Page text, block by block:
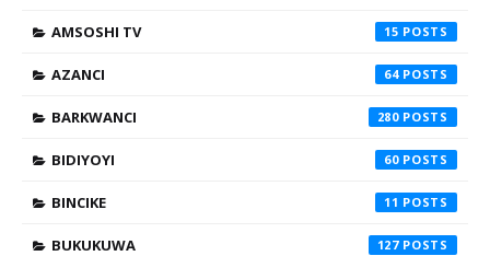
AMSOSHI TV 15
AZANCI 64
BARKWANCI 280
BIDIYOYI 60
BINCIKE 11
BUKUKUWA 127